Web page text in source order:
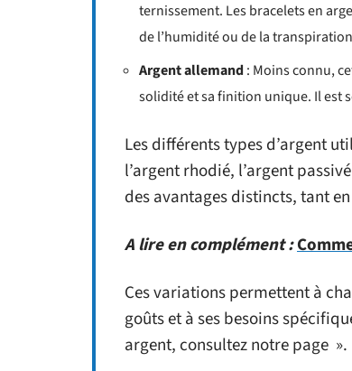
ternissement. Les bracelets en
de l’humidité ou de la
Argent allemand: Moins connu,
solidité et sa finition unique. Il est
Les différents types d’argent
l’argent rhodié, l’argent
des avantages distincts, tant
A lire en complément :
Ces variations permettent à
goûts et à ses besoins
argent, consultez notre page ».